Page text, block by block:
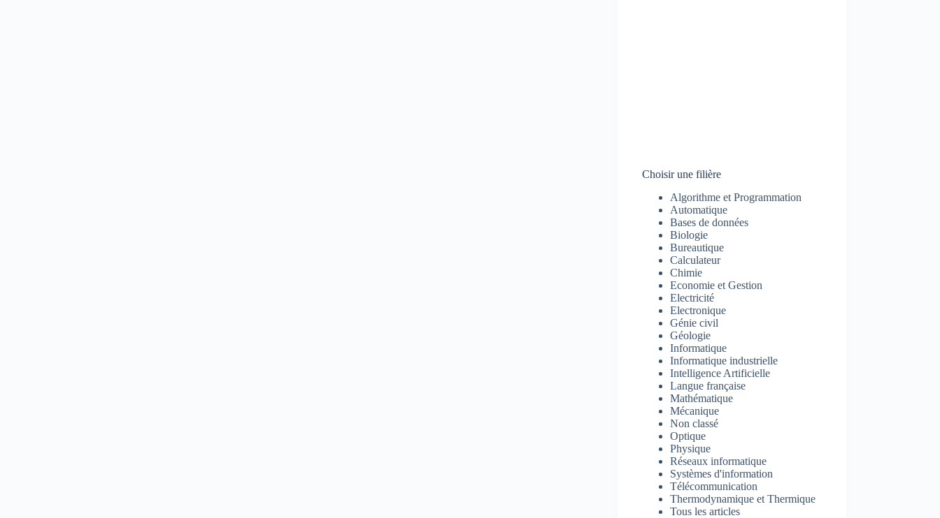
Choisir une filière
Algorithme et Programmation
Automatique
Bases de données
Biologie
Bureautique
Calculateur
Chimie
Economie et Gestion
Electricité
Electronique
Génie civil
Géologie
Informatique
Informatique industrielle
Intelligence Artificielle
Langue française
Mathématique
Mécanique
Non classé
Optique
Physique
Réseaux informatique
Systèmes d'information
Télécommunication
Thermodynamique et Thermique
Tous les articles